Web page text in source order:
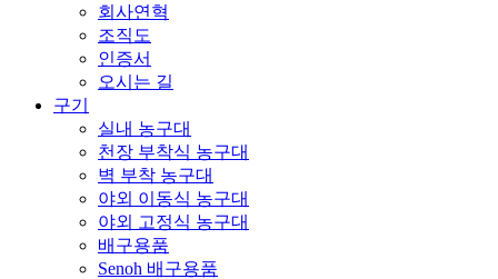
회사연혁
조직도
인증서
오시는 길
구기
실내 농구대
천장 부착식 농구대
벽 부착 농구대
야외 이동식 농구대
야외 고정식 농구대
배구용품
Senoh 배구용품